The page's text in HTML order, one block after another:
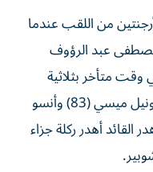
من اللقب عندما
ياسر إبراهيم (15) ومصطفى عبد الرؤوف
في وقت متأخر بثلاثية
لكريستيان روميرو (79) والأسطورة ليونيل ميسي (83) وأنسو
أهدر القائد أهدر ركلة جزاء